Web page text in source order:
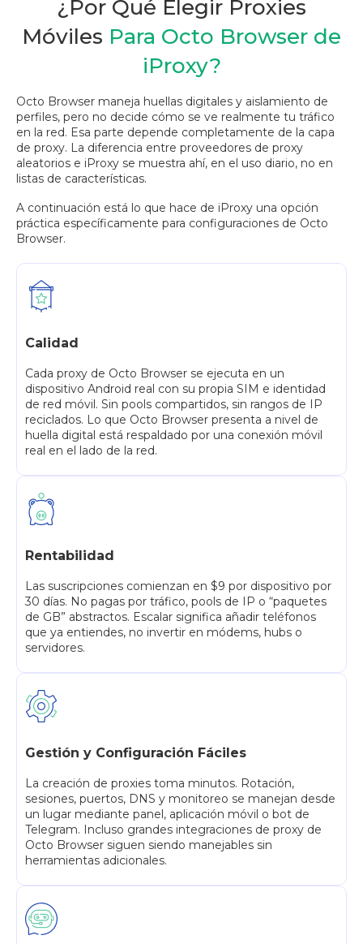
¿Por Qué Elegir Proxies
Móviles Para Octo Browser de
iProxy?
Octo Browser maneja huellas digitales y aislamiento de
perfiles, pero no decide cómo se ve realmente tu tráfico
en la red. Esa parte depende completamente de la capa
de proxy. La diferencia entre proveedores de proxy
aleatorios e iProxy se muestra ahí, en el uso diario, no en
listas de características.
A continuación está lo que hace de iProxy una opción
práctica específicamente para configuraciones de Octo
Browser.
Calidad
Cada proxy de Octo Browser se ejecuta en un
dispositivo Android real con su propia SIM e identidad
de red móvil. Sin pools compartidos, sin rangos de IP
reciclados. Lo que Octo Browser presenta a nivel de
huella digital está respaldado por una conexión móvil
real en el lado de la red.
Rentabilidad
Las suscripciones comienzan en $9 por dispositivo por
30 días. No pagas por tráfico, pools de IP o “paquetes
de GB” abstractos. Escalar significa añadir teléfonos
que ya entiendes, no invertir en módems, hubs o
servidores.
Gestión y Configuración Fáciles
La creación de proxies toma minutos. Rotación,
sesiones, puertos, DNS y monitoreo se manejan desde
un lugar mediante panel, aplicación móvil o bot de
Telegram. Incluso grandes integraciones de proxy de
Octo Browser siguen siendo manejables sin
herramientas adicionales.